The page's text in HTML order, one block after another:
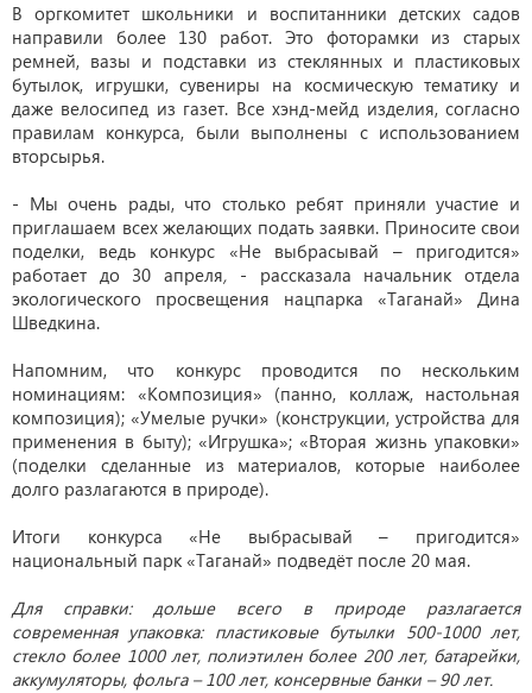
В оргкомитет школьники и воспитанники детских садов
направили более 130 работ. Это фоторамки из старых
ремней, вазы и подставки из стеклянных и пластиковых
бутылок, игрушки, сувениры на космическую тематику и
даже велосипед из газет. Все хэнд-мейд изделия, согласно
правилам конкурса, были выполнены с использованием
вторсырья.
- Мы очень рады, что столько ребят приняли участие и
приглашаем всех желающих подать заявки. Приносите свои
поделки, ведь конкурс «Не выбрасывай – пригодится»
работает до 30 апреля, - рассказала начальник отдела
экологического просвещения нацпарка «Таганай» Дина
Шведкина.
Напомним, что конкурс проводится по нескольким
номинациям: «Композиция» (панно, коллаж, настольная
композиция); «Умелые ручки» (конструкции, устройства для
применения в быту); «Игрушка»; «Вторая жизнь упаковки»
(поделки сделанные из материалов, которые наиболее
долго разлагаются в природе).
Итоги конкурса «Не выбрасывай – пригодится»
национальный парк «Таганай» подведёт после 20 мая.
Для справки: дольше всего в природе разлагается
современная упаковка: пластиковые бутылки 500-1000 лет,
стекло более 1000 лет, полиэтилен более 200 лет, батарейки,
аккумуляторы, фольга – 100 лет, консервные банки – 90 лет.